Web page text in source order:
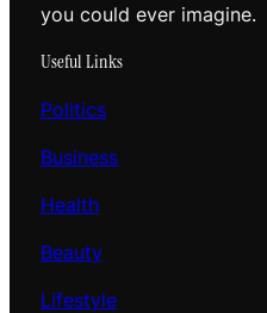
you could ever imagine.
Useful Links
Politics
Business
Health
Beauty
Lifestyle